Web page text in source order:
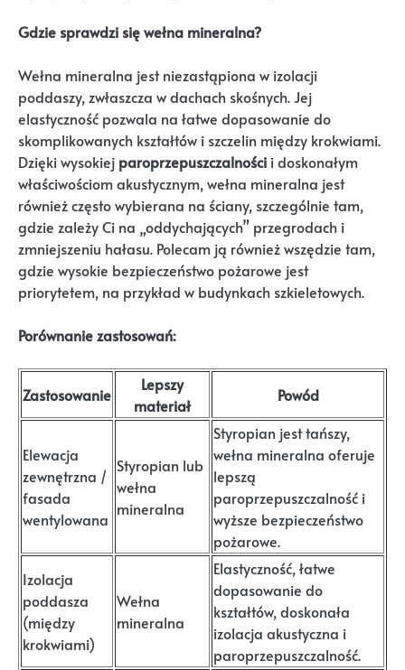
Gdzie sprawdzi się wełna mineralna?
Wełna mineralna jest niezastąpiona w izolacji
poddaszy, zwłaszcza w dachach skośnych. Jej
elastyczność pozwala na łatwe dopasowanie do
skomplikowanych kształtów i szczelin między krokwiami.
Dzięki wysokiej paroprzepuszczalności i doskonałym
właściwościom akustycznym, wełna mineralna jest
również często wybierana na ściany, szczególnie tam,
gdzie zależy Ci na „oddychających” przegrodach i
zmniejszeniu hałasu. Polecam ją również wszędzie tam,
gdzie wysokie bezpieczeństwo pożarowe jest
priorytetem, na przykład w budynkach szkieletowych.
Porównanie zastosowań:
Zastosowanie
Lepszy
materiał
Powód
Elewacja
zewnętrzna /
fasada
wentylowana
Styropian lub
wełna
mineralna
Styropian jest tańszy,
wełna mineralna oferuje
lepszą
paroprzepuszczalność i
wyższe bezpieczeństwo
pożarowe.
Izolacja
poddasza
(między
krokwiami)
Wełna
mineralna
Elastyczność, łatwe
dopasowanie do
kształtów, doskonała
izolacja akustyczna i
paroprzepuszczalność.